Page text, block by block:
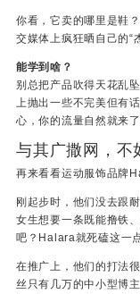
你看，它卖的哪里是鞋？
交媒体上疯狂晒自己的“
能学到啥？
别总把产品吹得天花乱坠
上抛出一些不完美但有
心，你的流量自然就来了
与其广撒网，不
再来看看运动服饰品牌
刚起步时，他们没去跟
女生想要一条既能撸铁
吧？Halara就死磕这一点
在推广上，他们的打法
丝只有几万的中小型博